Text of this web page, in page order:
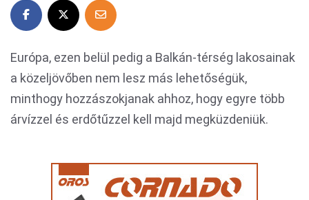
Európa, ezen belül pedig a Balkán-térség lakosainak
a közeljövőben nem lesz más lehetőségük,
minthogy hozzászokjanak ahhoz, hogy egyre több
árvízzel és erdőtűzzel kell majd megküzdeniük.